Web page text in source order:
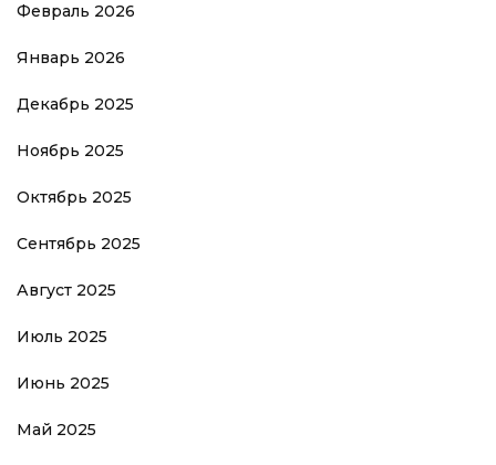
Февраль 2026
Январь 2026
Декабрь 2025
Ноябрь 2025
Октябрь 2025
Сентябрь 2025
Август 2025
Июль 2025
Июнь 2025
Май 2025